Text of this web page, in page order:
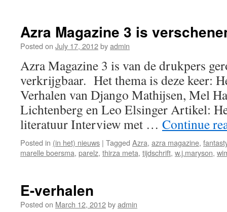
Azra Magazine 3 is
Posted on July 17, 2012byadmin
Azra Magazine 3 is van de drukpers
verkrijgbaar. Het thema is deze keer:
Verhalen van Django Mathijsen, Mel
Lichtenberg en Leo Elsinger Artikel:
literatuur Interview met … Continue
Posted in (in het) nieuws | Tagged Azra, azra magazine,
marelle boersma, parelz, thirza meta, tijdschrift, w.j.maryson,
E-verhalen
Posted on March 12, 2012byadmin